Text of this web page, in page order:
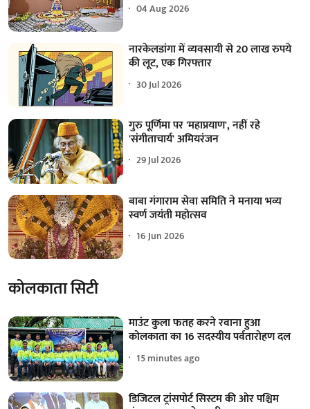
04 Aug 2026
नारकेलडांगा में व्यवसायी से 20 लाख रुपये
की लूट, एक गिरफ्तार
30 Jul 2026
गुरु पूर्णिमा पर 'महाप्रयाण', नहीं रहे
'संगीताचार्य' अमियरंजन
29 Jul 2026
बाबा गंगाराम सेवा समिति ने मनाया भव्य
स्वर्ण जयंती महोत्सव
16 Jun 2026
कोलकाता सिटी
माउंट कुला फतह करने रवाना हुआ
कोलकाता का 16 सदस्यीय पर्वतारोहण दल
15 minutes ago
डिजिटल ट्रांसपोर्ट सिस्टम की ओर पश्चिम